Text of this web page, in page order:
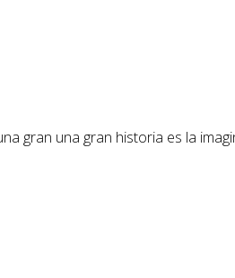
gran una gran historia es la